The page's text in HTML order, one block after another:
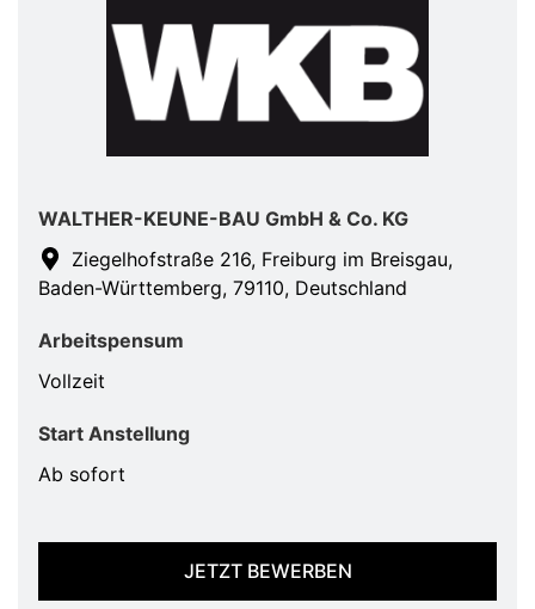
WALTHER-KEUNE-BAU GmbH & Co. KG
Ziegelhofstraße 216, Freiburg im Breisgau,
Baden-Württemberg, 79110, Deutschland
Arbeitspensum
Vollzeit
Start Anstellung
Ab sofort
JETZT BEWERBEN